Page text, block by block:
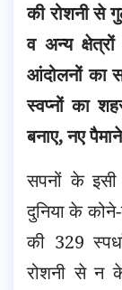
की रोशनी से
व अन्य
आंदोलनों का
स्वप्नों का
बनाए, नए
सपनों के
दुनिया के
की 329
रोशनी से न